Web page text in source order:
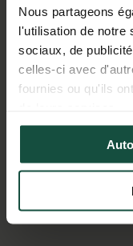
Nous partageons
l'utilisation de notre
sociaux, de
celles-ci avec
fournies ou qu'ils
Politique de
Partager des
l'utilisateur et de